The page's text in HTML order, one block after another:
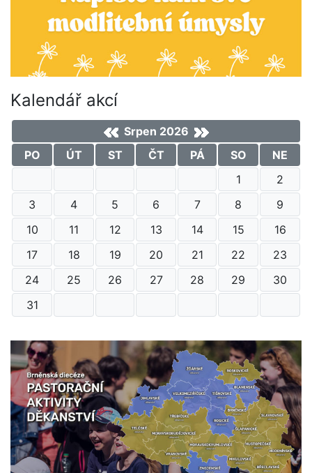
Kalendář akcí
Srpen 2026
PO
ÚT ST ČT PÁ SO
NE
1
2
3
4 5 6 7 8
9
10
11 12 13 14 15
16
17
18 19 20 21 22
23
24
25 26 27 28 29
30
31